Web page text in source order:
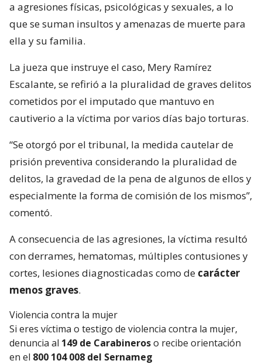
a agresiones físicas, psicológicas y sexuales, a lo
que se suman insultos y amenazas de muerte para
ella y su familia.
La jueza que instruye el caso, Mery Ramírez
Escalante, se refirió a la pluralidad de graves delitos
cometidos por el imputado que mantuvo en
cautiverio a la víctima por varios días bajo torturas.
“Se otorgó por el tribunal, la medida cautelar de
prisión preventiva considerando la pluralidad de
delitos, la gravedad de la pena de algunos de ellos y
especialmente la forma de comisión de los mismos”,
comentó.
A consecuencia de las agresiones, la víctima resultó
con derrames, hematomas, múltiples contusiones y
cortes, lesiones diagnosticadas como de carácter
menos graves.
Violencia contra la mujer
Si eres víctima o testigo de violencia contra la mujer,
denuncia al 149 de Carabineroso recibe orientación
en el 800 104 008 del Sernameg